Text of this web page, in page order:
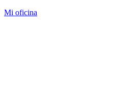
Mi oficina